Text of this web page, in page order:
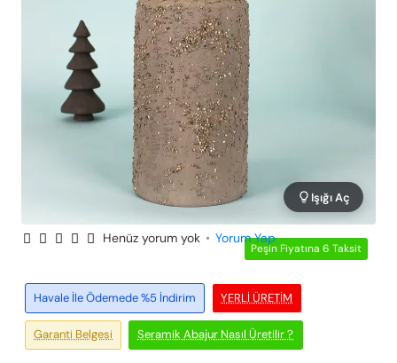
Peşin Fiyatına 6 Taksit
Işığı Aç
YERLI ÜRETIM
Havale İle Ödemede %5 İndirim
Seramik Abajur Nasıl Üretilir ?
Garanti Belgesi
Henüz yorum yok • Yorum Yap